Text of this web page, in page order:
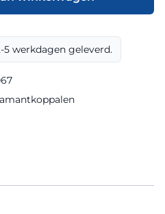
werkdagen geleverd.